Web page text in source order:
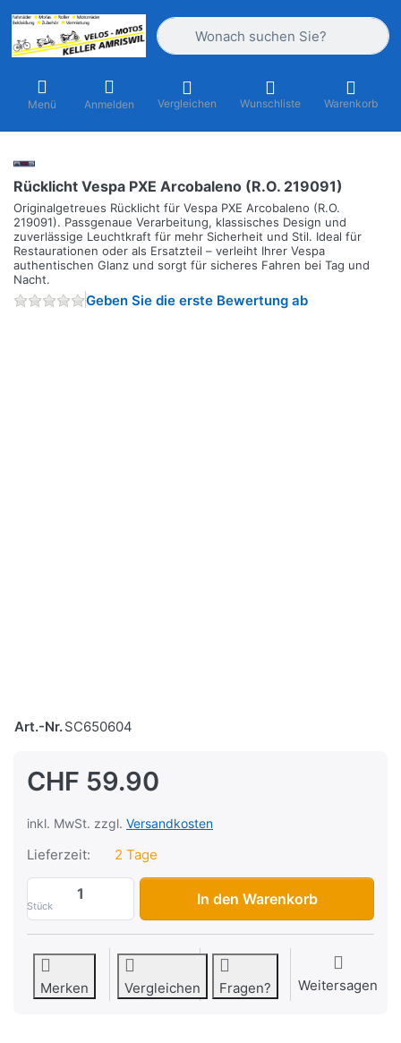
Geben Sie einen Suchbegriff ein.
Menü Anmelden Vergleichen Wunschliste Warenkorb
Rücklicht Vespa PXE Arcobaleno (R.O. 219091)
Originalgetreues Rücklicht für Vespa PXE Arcobaleno (R.O.
219091). Passgenaue Verarbeitung, klassisches Design und
zuverlässige Leuchtkraft für mehr Sicherheit und Stil. Ideal für
Restaurationen oder als Ersatzteil – verleiht Ihrer Vespa
authentischen Glanz und sorgt für sicheres Fahren bei Tag und
Nacht.
Geben Sie die erste Bewertung ab
Art.-Nr.SC650604
CHF 59.90
inkl. MwSt. zzgl. Versandkosten
Lieferzeit: 2 Tage
Stück
Rücklicht Vespa PXE Arcobaleno (R.O.
In den Warenkorb
Merken Vergleichen Fragen? Weitersagen